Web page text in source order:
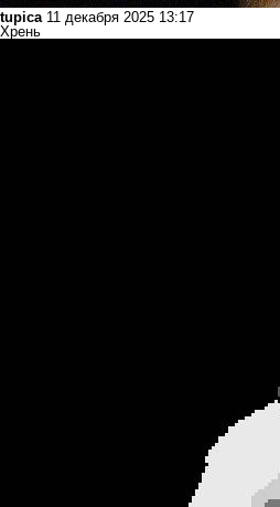
tupica 11 декабря 2025 13:17
Хрень